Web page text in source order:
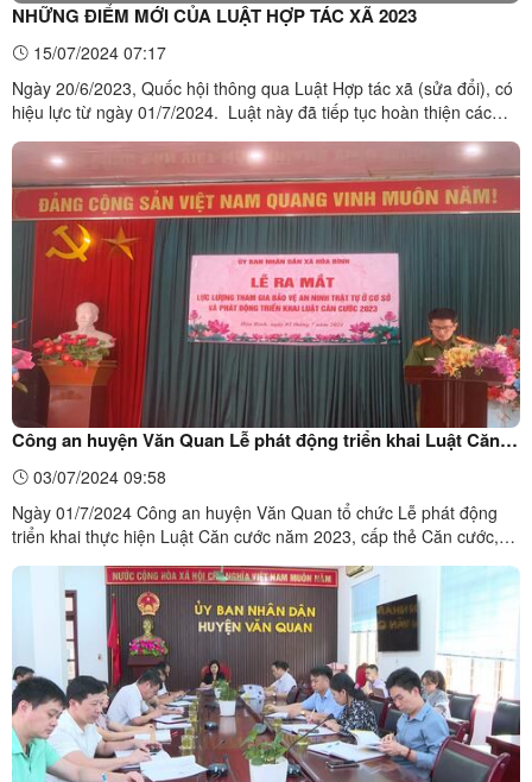
NHỮNG ĐIỂM MỚI CỦA LUẬT HỢP TÁC XÃ 2023
15/07/2024 07:17
Ngày 20/6/2023, Quốc hội thông qua Luật Hợp tác xã (sửa đổi), có
hiệu lực từ ngày 01/7/2024. Luật này đã tiếp tục hoàn thiện các
phát triển của khu vực hợp tác xã trong giai đoạn mới.Các điểm mới
nổi bật của Luật Hợp tác xã (HTX) ...
Công an huyện Văn Quan Lễ phát động triển khai Luật Căn
cước năm 2023
03/07/2024 09:58
Ngày 01/7/2024 Công an huyện Văn Quan tổ chức Lễ phát động
triển khai thực hiện Luật Căn cước năm 2023, cấp thẻ Căn cước,
năm 2023 trên phạm vi toàn huyện.Luật Căn cước năm 2023 có
hiệu lực thi hành từ ngày 01/7/2024 gồm ...